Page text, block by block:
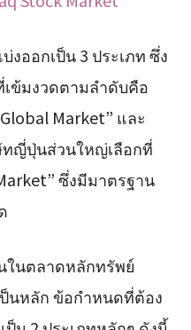
งออกเป็น 3 ประเภท ซึ่ง
ข้มงวดตามลำดับคือ
Market” และ
ทญี่ปุ่นส่วนใหญ่เลือกที่
ซึ่งมีมาตรฐาน
ในตลาดหลักทรัพย์
ป็นหลัก ข้อกำหนดที่ต้อง